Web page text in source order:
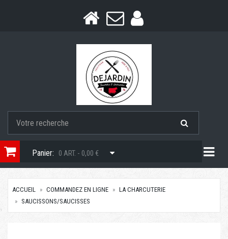
Panier: 0 ART. - 0,00 €
ACCUEIL COMMANDEZ EN LIGNE
LA CHARCUTERIE
SAUCISSONS/SAUCISSES